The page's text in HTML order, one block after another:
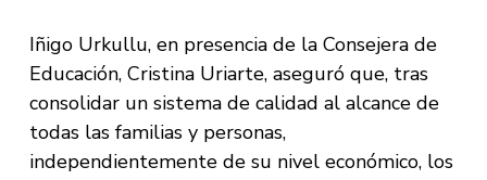
Iñigo Urkullu, en presencia de la Consejera de
Educación, Cristina Uriarte, aseguró que, tras
consolidar un sistema de calidad al alcance de
todas las familias y personas,
independientemente de su nivel económico, los